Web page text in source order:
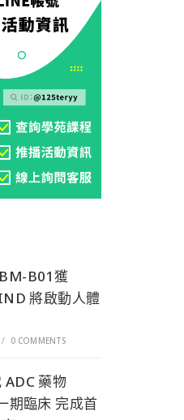
B01獲
將啟動人體
/ 0 COMMENTS
ADC 藥物
期臨床 完成首